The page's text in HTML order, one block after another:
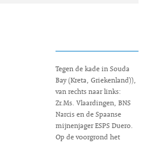
Tegen de kade in Souda
Bay (Kreta, Griekenland)),
van rechts naar links:
Zr.Ms. Vlaardingen, BNS
Narcis en de Spaanse
mijnenjager ESPS Duero.
Op de voorgrond het